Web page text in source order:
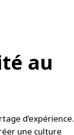
au
d’expérience.
une culture